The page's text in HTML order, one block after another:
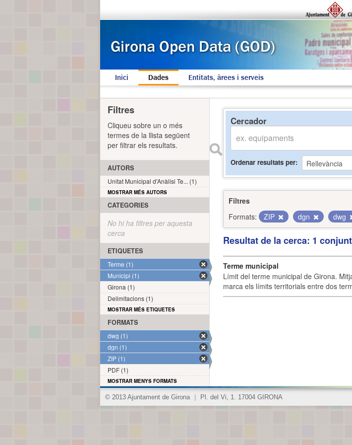
Inici Dades Entitats, àrees i serveis
Cercador
Ordenar resultats per
Filtres
Formats:
ZIP dgn dwg
Resultat de la cerca: 1
Terme municipal
Límit del terme municipal de Girona.
marca els límits territorials entre dos
Filtres
Cliqueu sobre un o més
termes de la llista següent
per filtrar els resultats.
AUTORS
Unitat Municipal d'Anàlisi Te... (1)
MOSTRAR MÉS AUTORS
CATEGORIES
No hi ha filtres per aquesta
cerca
ETIQUETES
Terme (1)
Municipi (1)
Girona (1)
Delimitacions (1)
MOSTRAR MÉS ETIQUETES
FORMATS
dwg (1)
dgn (1)
ZIP (1)
PDF (1)
MOSTRAR MENYS FORMATS
© 2013 Ajuntament de Girona Pl. del Vi, 1. 17004 GIRONA